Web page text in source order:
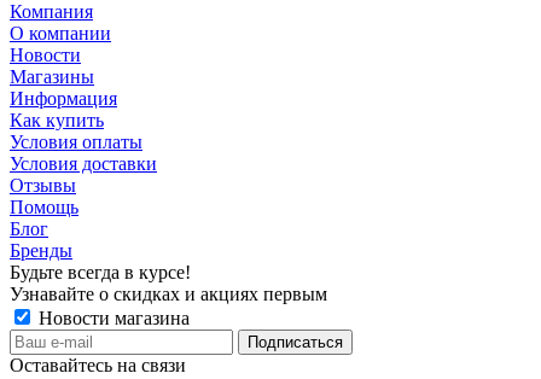
Компания
О компании
Новости
Магазины
Информация
Как купить
Условия оплаты
Условия доставки
Отзывы
Помощь
Блог
Бренды
Будьте всегда в курсе!
Узнавайте о скидках и акциях первым
Новости магазина
Оставайтесь на связи